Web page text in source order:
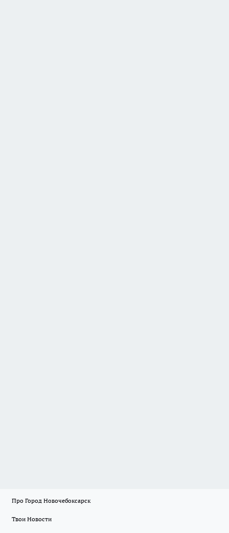
Про Город Новочебоксарск
Твои Новости